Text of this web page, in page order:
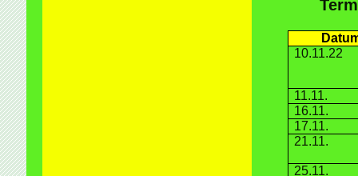
10.11.22
11.11.
16.11.
17.11.
21.11.
25.11.